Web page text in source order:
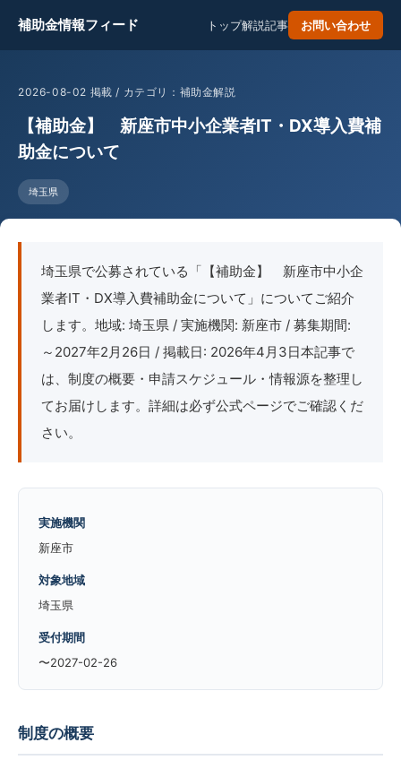
補助金情報フィード トップ解説記事 お問い合わせ
2026-08-02 掲載 / カテゴリ：補助金解説
【補助金】 新座市中小企業者IT・DX導入費補
助金について
埼玉県
埼玉県で公募されている「【補助金】 新座市中小企
業者IT・DX導入費補助金について」についてご紹介
します。地域: 埼玉県 / 実施機関: 新座市 / 募集期間:
～2027年2月26日 / 掲載日: 2026年4月3日本記事で
は、制度の概要・申請スケジュール・情報源を整理し
てお届けします。詳細は必ず公式ページでご確認くだ
さい。
実施機関
新座市
対象地域
埼玉県
受付期間
〜2027-02-26
制度の概要